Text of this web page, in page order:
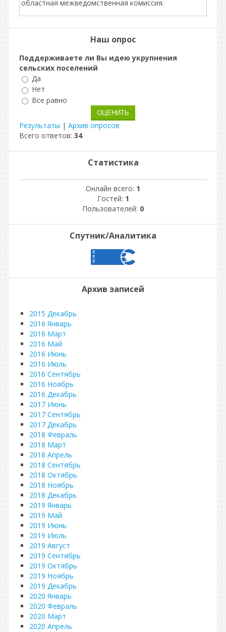
областная межведомственная комиссия.
Наш опрос
Поддерживаете ли Вы идею укрупнения
сельских поселений
Да
Нет
Все равно
Результаты | Архив опросов
Всего ответов: 34
Статистика
Онлайн всего: 1
Гостей: 1
Пользователей: 0
Спутник/Аналитика
Архив записей
2015 Декабрь
2016 Январь
2016 Март
2016 Май
2016 Июнь
2016 Июль
2016 Сентябрь
2016 Ноябрь
2016 Декабрь
2017 Июнь
2017 Сентябрь
2017 Декабрь
2018 Февраль
2018 Март
2018 Апрель
2018 Сентябрь
2018 Октябрь
2018 Ноябрь
2018 Декабрь
2019 Январь
2019 Май
2019 Июнь
2019 Июль
2019 Август
2019 Сентябрь
2019 Октябрь
2019 Ноябрь
2019 Декабрь
2020 Январь
2020 Февраль
2020 Март
2020 Апрель